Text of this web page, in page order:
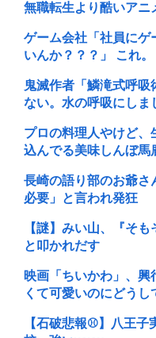
無職転生より酷いアニ
ゲーム会社「社員にゲ
いんか？？？」 これ。
鬼滅作者「鱗滝式呼
ない。水の呼吸にしま
プロの料理人やけど、
込んでる美味しんぼ馬
長崎の語り部のお爺さ
必要」と言われ発狂
【謎】みい山、『そ
と叩かれだす
映画「ちいかわ」、興
くて可愛いのにどう
【石破悲報⚾】八王